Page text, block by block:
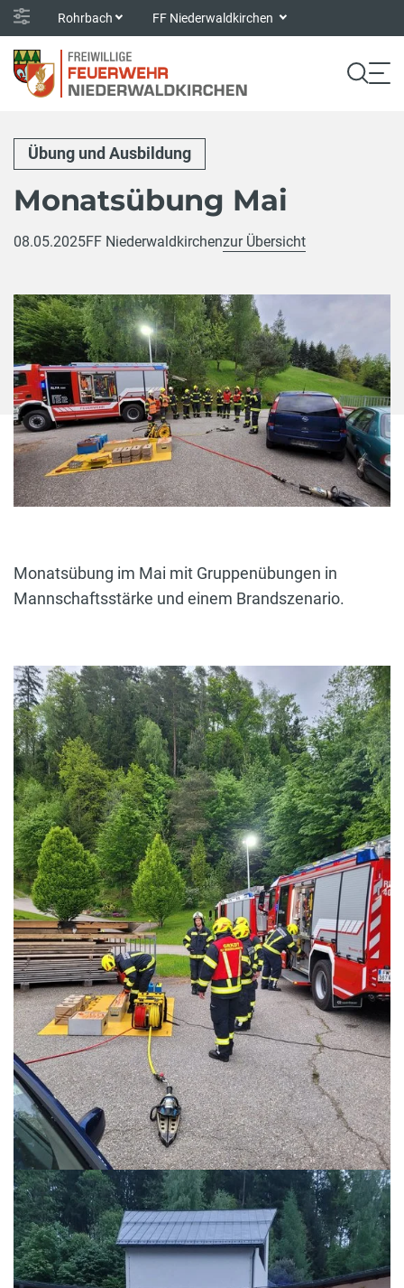
Rohrbach FF Niederwaldkirchen
Übung und Ausbildung
Monatsübung Mai
08.05.2025FF Niederwaldkirchenzur Übersicht
Monatsübung im Mai mit Gruppenübungen in
Mannschaftsstärke und einem Brandszenario.